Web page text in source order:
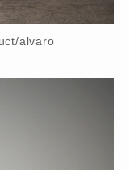
alvaro